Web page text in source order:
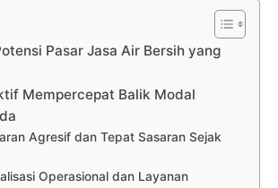
Pasar Jasa Air Bersih yang
Mempercepat Balik Modal
Agresif dan Tepat Sasaran Sejak
Operasional dan Layanan